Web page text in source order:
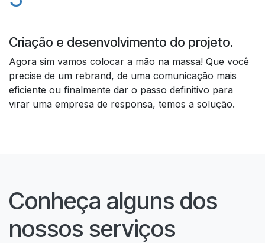
Criação e desenvolvimento do projeto.
Agora sim vamos colocar a mão na massa! Que você
precise de um rebrand, de uma comunicação mais
eficiente ou finalmente dar o passo definitivo para
virar uma empresa de responsa, temos a solução.
Conheça alguns dos
nossos serviços